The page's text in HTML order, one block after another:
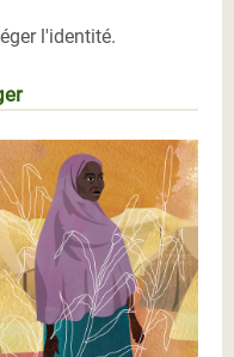
l'identité.